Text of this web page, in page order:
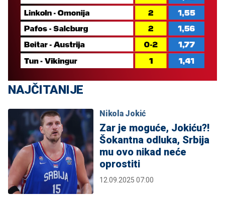
NAJČITANIJE
Nikola Jokić
Zar je moguće, Jokiću?!
Šokantna odluka, Srbija
mu ovo nikad neće
oprostiti
12.09.2025 07:00